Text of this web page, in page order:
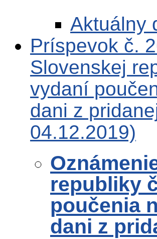
Aktuálny
Príspevok č.
Slovenskej
vydaní
dani z
04.12.2019)
republiky
poučenia
dani z